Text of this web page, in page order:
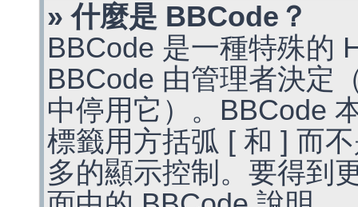
» 什麼是 BBCode？
BBCode 是一種特殊的
BBCode 由管理者決定
中停用它）。BBCode
標籤用方括弧 [ 和 ] 而
多的顯示控制。要得到